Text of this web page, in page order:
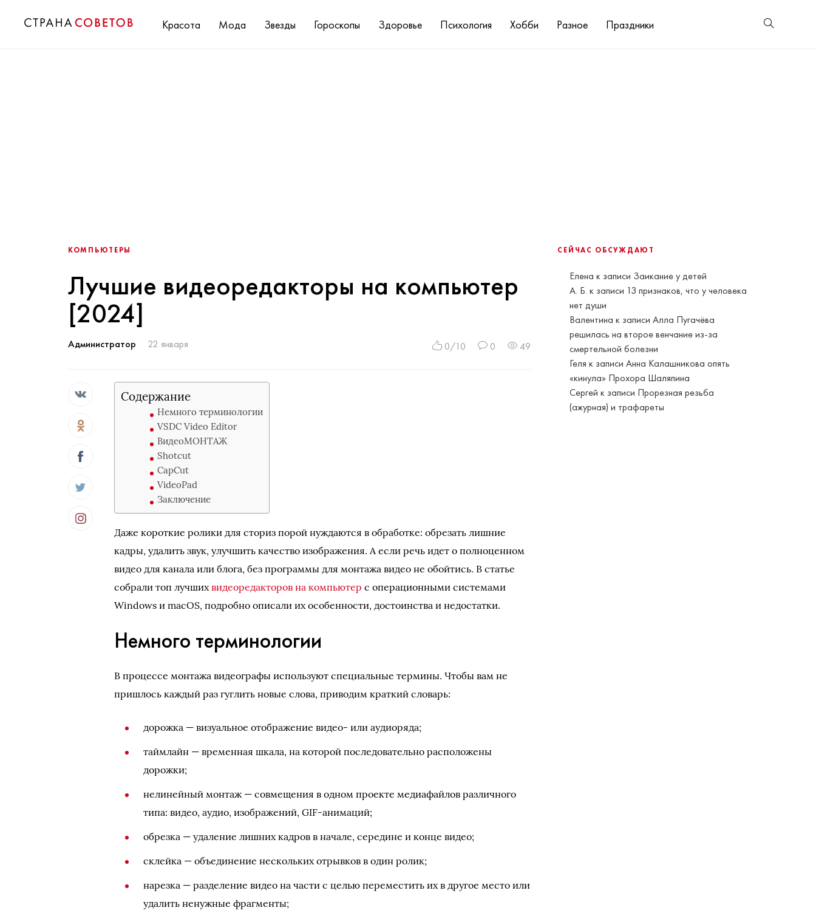
Красота Мода Звезды Гороскопы Здоровье Психология Хобби Разное Праздники
СЕЙЧАС ОБСУЖДАЮТ
Елена к записи Заикание у детей
А. Б. к записи 13 признаков, что у человека
нет души
Валентина к записиАлла Пугачёва
решилась на второе венчание из-за
смертельной болезни
Геля к записиАнна Калашникова опять
«кинула» Прохора Шаляпина
Сергей к записи Прорезная резьба
(ажурная) и трафареты
КОМПЬЮТЕРЫ
Лучшие видеоредакторы на компьютер
[2024]
Администратор 22 января 0/10 0 49
Содержание
Немного терминологии
VSDC Video Editor
ВидеоМОНТАЖ
Shotcut
CapCut
VideoPad
Заключение
Даже короткие ролики для сториз порой нуждаются в обработке: обрезать лишние
кадры, удалить звук, улучшить качество изображения. А если речь идет о полноценном
видео для канала или блога, без программы для монтажа видео не обойтись. В статье
собрали топ лучшихвидеоредакторов на компьютер с операционными системами
Windows и macOS, подробно описали их особенности, достоинства и недостатки.
Немного терминологии
В процессе монтажа видеографы используют специальные термины. Чтобы вам не
пришлось каждый раз гуглить новые слова, приводим краткий словарь:
дорожка — визуальное отображение видео- или аудиоряда;
таймлайн — временная шкала, на которой последовательно расположены
дорожки;
нелинейный монтаж — совмещения в одном проекте медиафайлов различного
типа: видео, аудио, изображений, GIF-анимаций;
обрезка — удаление лишних кадров в начале, середине и конце видео;
склейка — объединение нескольких отрывков в один ролик;
нарезка — разделение видео на части с целью переместить их в другое место или
удалить ненужные фрагменты;